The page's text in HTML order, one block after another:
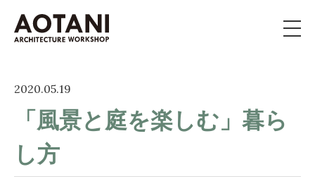
新築・移住・別荘・リノベを
お考えの方へ
施工事例
2020.05.19
「風景と庭を楽しむ」暮ら
し方